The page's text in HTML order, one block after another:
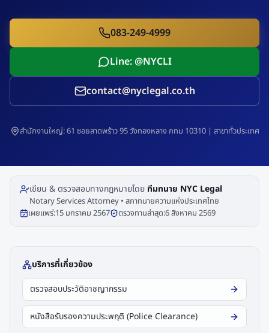
083-249-4999
Line: @NYCLI
contact@nyclegal.co.th
สำนักงานใหญ่: 61 ซอยลาดพร้าว 95 วังทองหลาง กทม 10310 | สาขาทั่วประเทศ
เขียน & ตรวจสอบทางกฎหมายโดย ทีมทนาย NYC Legal
Notary Services Attorney • สภาทนายความแห่งประเทศไทย
เผยแพร่:15 มกราคม 2567 ตรวจทานล่าสุด:6 สิงหาคม 2569
บริการที่เกี่ยวข้อง
ตรวจสอบประวัติอาชญากรรม
หนังสือรับรองความประพฤติ (Police Clearance)